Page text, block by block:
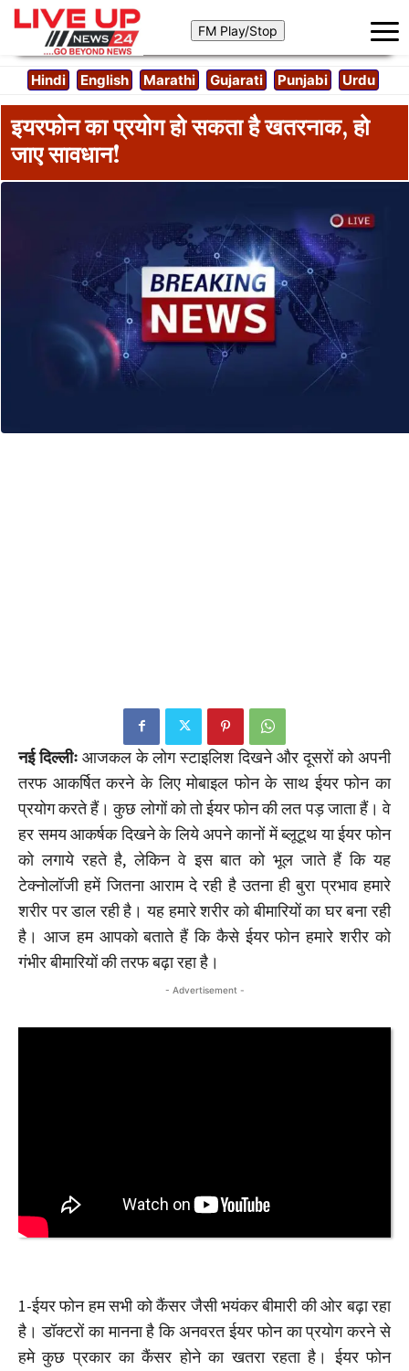
Hindi English Marathi Gujarati Punjabi Urdu
इयरफोन का प्रयोग हो सकता है खतरनाक, हो
जाए सावधान!
नई दिल्लीः आजकल के लोग स्टाइलिश दिखने और दूसरों को अपनी
तरफ आकर्षित करने के लिए मोबाइल फोन के साथ ईयर फोन का
प्रयोग करते हैं। कुछ लोगों को तो ईयर फोन की लत पड़ जाता हैं। वे
हर समय आकर्षक दिखने के लिये अपने कानों में ब्लूटूथ या ईयर फोन
को लगाये रहते है, लेकिन वे इस बात को भूल जाते हैं कि यह
टेक्नोलॉजी हमें जितना आराम दे रही है उतना ही बुरा प्रभाव हमारे
शरीर पर डाल रही है। यह हमारे शरीर को बीमारियों का घर बना रही
है। आज हम आपको बताते हैं कि कैसे ईयर फोन हमारे शरीर को
गंभीर बीमारियों की तरफ बढ़ा रहा है।
- Advertisement -
1-ईयर फोन हम सभी को कैंसर जैसी भयंकर बीमारी की ओर बढ़ा रहा
है। डॉक्टरों का मानना है कि अनवरत ईयर फोन का प्रयोग करने से
हमे कुछ प्रकार का कैंसर होने का खतरा रहता है। ईयर फोन